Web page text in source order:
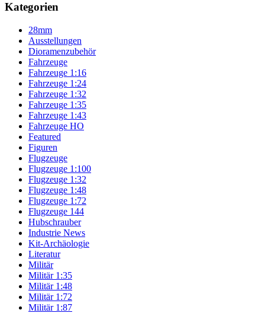
Kategorien
28mm
Ausstellungen
Dioramenzubehör
Fahrzeuge
Fahrzeuge 1:16
Fahrzeuge 1:24
Fahrzeuge 1:32
Fahrzeuge 1:35
Fahrzeuge 1:43
Fahrzeuge HO
Featured
Figuren
Flugzeuge
Flugzeuge 1:100
Flugzeuge 1:32
Flugzeuge 1:48
Flugzeuge 1:72
Flugzeuge 144
Hubschrauber
Industrie News
Kit-Archäologie
Literatur
Militär
Militär 1:35
Militär 1:48
Militär 1:72
Militär 1:87